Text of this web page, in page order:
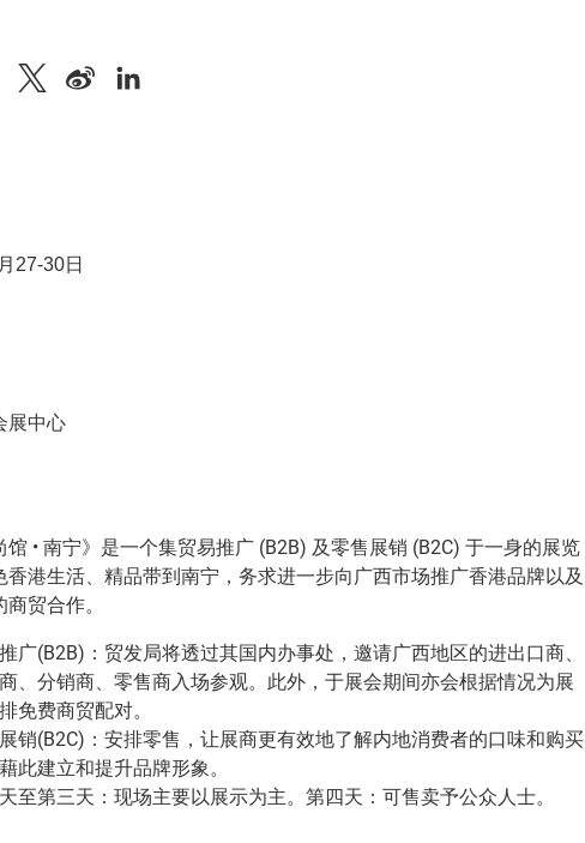
27-30日
展中心
馆 • 南宁》是一个集贸易推广 (B2B) 及零售展销 (B2C) 于一身的展览
香港生活、精品带到南宁，务求进一步向广西市场推广香港品牌以及
贸合作。
广(B2B)：贸发局将透过其国内办事处，邀请广西地区的进出口商、
、分销商、零售商入场参观。此外，于展会期间亦会根据情况为展
免费商贸配对。
销(B2C)：安排零售，让展商更有效地了解内地消费者的口味和购买
此建立和提升品牌形象。
至第三天：现场主要以展示为主。第四天：可售卖予公众人士。